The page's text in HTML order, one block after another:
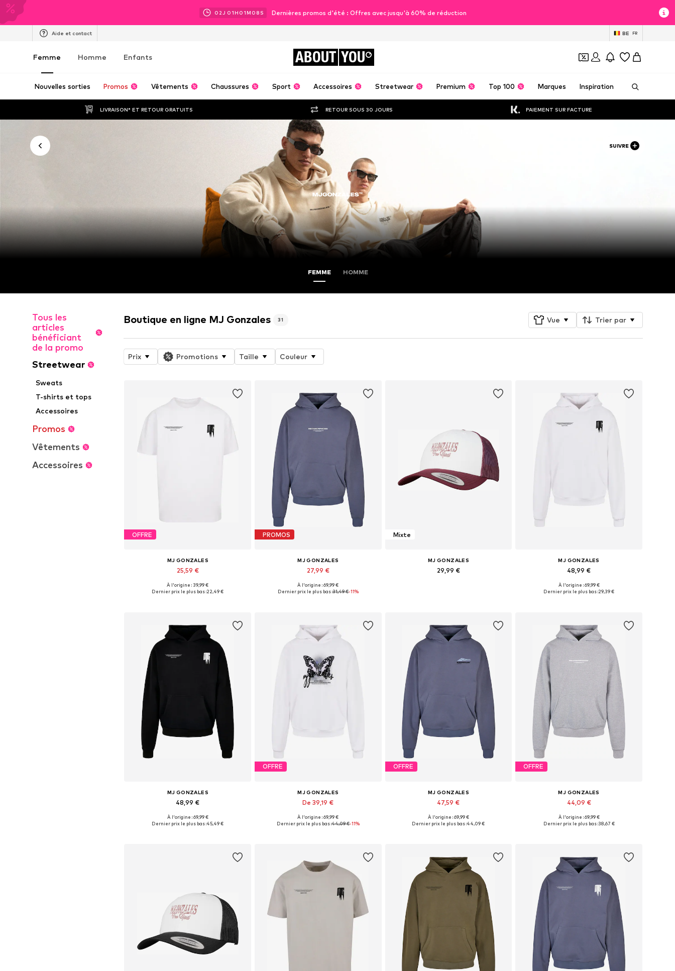
02J 01H 01M 06 S Dernières promos d'été : Offres avec jusqu'à 60% de réduction
Aide et contact BE FR
Femme Homme Enfants ABOUT YOU
Nouvelles sorties Promos Vêtements Chaussures Sport Accessoires Streetwear Premium Top 100 Marques Inspiration
LIVRAISON* ET RETOUR GRATUITS RETOUR SOUS 30 JOURS PAIEMENT SUR FACTURE
SUIVRE
FEMME HOMME
Tous les
articles
bénéficiant
de la promo
Streetwear
Sweats
T-shirts et tops
Accessoires
Promos
Vêtements
Accessoires
Boutique en ligne MJ Gonzales 31 Vue Trier par
Prix Promotions Taille Couleur
OFFRE
MJ GONZALES
25,59 €
Tailles disponibles: S, M, L, XL, XXL
À l'origine : 39,99 €
Dernier prix le plus bas :22,49 €
PROMOS
MJ GONZALES
27,99 €
Disponible en plusieurs tailles
À l'origine : 69,99 €
Dernier prix le plus bas :31,49 €-11%
Mixte
MJ GONZALES
29,99 €
MJ GONZALES
48,99 €
Disponible en plusieurs tailles
À l'origine : 69,99 €
Dernier prix le plus bas :29,39 €
MJ GONZALES
48,99 €
Disponible en plusieurs tailles
À l'origine : 69,99 €
Dernier prix le plus bas :45,49 €
OFFRE
MJ GONZALES
De 39,19 €
Disponible en plusieurs tailles
À l'origine : 69,99 €
Dernier prix le plus bas :44,09 €-11%
OFFRE
MJ GONZALES
47,59 €
Tailles disponibles: M, L, XL
À l'origine : 69,99 €
Dernier prix le plus bas :44,09 €
OFFRE
MJ GONZALES
44,09 €
Tailles disponibles: S, M, L, XL, XXL, 4XL
À l'origine : 69,99 €
Dernier prix le plus bas :38,67 €